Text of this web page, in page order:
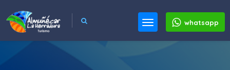
whatsapp